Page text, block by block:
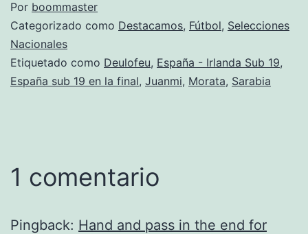
Por boommaster
Categorizado como Destacamos, Fútbol, Selecciones
Nacionales
Etiquetado como Deulofeu, España - Irlanda Sub 19,
España sub 19 en la final, Juanmi, Morata, Sarabia
1 comentario
Pingback: Hand and pass in the end for